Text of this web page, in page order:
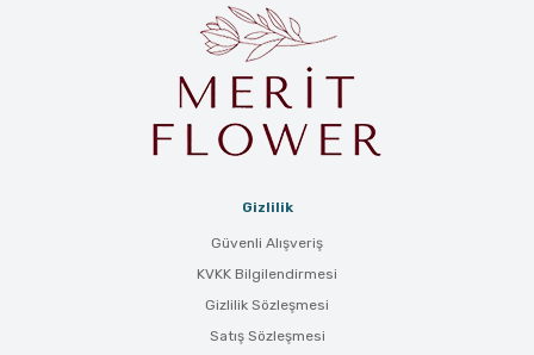
Gizlilik
Güvenli Alışveriş
KVKK Bilgilendirmesi
Gizlilik Sözleşmesi
Satış Sözleşmesi